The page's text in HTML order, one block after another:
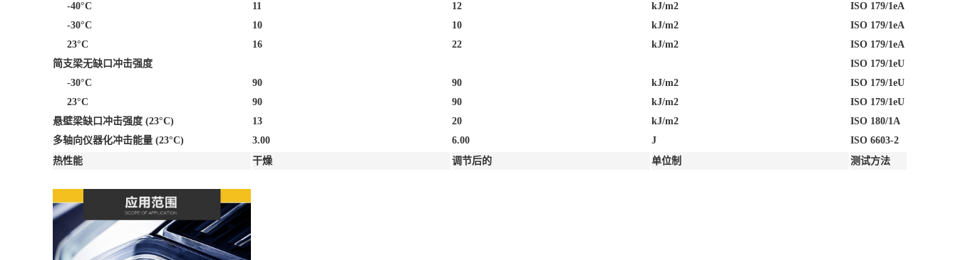
-40°C
11 12 kJ/m2
ISO 179/1eA
-30°C
10 10 kJ/m2
ISO 179/1eA
23°C
16 22 kJ/m2
ISO 179/1eA
简支梁无缺口冲击强度
ISO 179/1eU
-30°C
90 90 kJ/m2
ISO 179/1eU
23°C
90 90 kJ/m2
ISO 179/1eU
悬壁梁缺口冲击强度 (23°C) 13 20 kJ/m2
ISO 180/1A
多轴向仪器化冲击能量 (23°C) 3.00 6.00 J
ISO 6603-2
热性能
干燥 调节后的 单位制 测试方法